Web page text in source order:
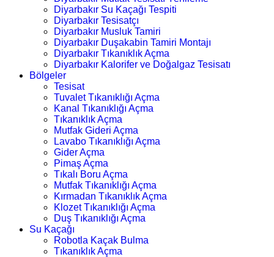
Diyarbakır Su Kaçağı Tespiti
Diyarbakır Tesisatçı
Diyarbakır Musluk Tamiri
Diyarbakır Duşakabin Tamiri Montajı
Diyarbakır Tıkanıklık Açma
Diyarbakır Kalorifer ve Doğalgaz Tesisatı
Bölgeler
Tesisat
Tuvalet Tıkanıklığı Açma
Kanal Tıkanıklığı Açma
Tıkanıklık Açma
Mutfak Gideri Açma
Lavabo Tıkanıklığı Açma
Gider Açma
Pimaş Açma
Tıkalı Boru Açma
Mutfak Tıkanıklığı Açma
Kırmadan Tıkanıklık Açma
Klozet Tıkanıklığı Açma
Duş Tıkanıklığı Açma
Su Kaçağı
Robotla Kaçak Bulma
Tıkanıklık Açma